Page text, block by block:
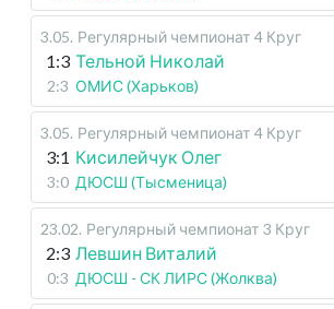
3.05. Регулярный чемпионат 4 Круг
1:3 Тельной Николай
2:3 ОМИС (Харьков)
3.05. Регулярный чемпионат 4 Круг
3:1 Кисилейчук Олег
3:0 ДЮСШ (Тысменица)
23.02. Регулярный чемпионат 3 Круг
2:3 Левшин Виталий
0:3 ДЮСШ - СК ЛИРС (Жолква)